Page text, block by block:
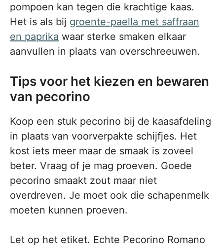
pompoen kan tegen die krachtige kaas.
Het is als bij groente-paella met saffraan
en paprika waar sterke smaken elkaar
aanvullen in plaats van overschreeuwen.
Tips voor het kiezen en bewaren
van pecorino
Koop een stuk pecorino bij de kaasafdeling
in plaats van voorverpakte schijfjes. Het
kost iets meer maar de smaak is zoveel
beter. Vraag of je mag proeven. Goede
pecorino smaakt zout maar niet
overdreven. Je moet ook die schapenmelk
moeten kunnen proeven.
Let op het etiket. Echte Pecorino Romano